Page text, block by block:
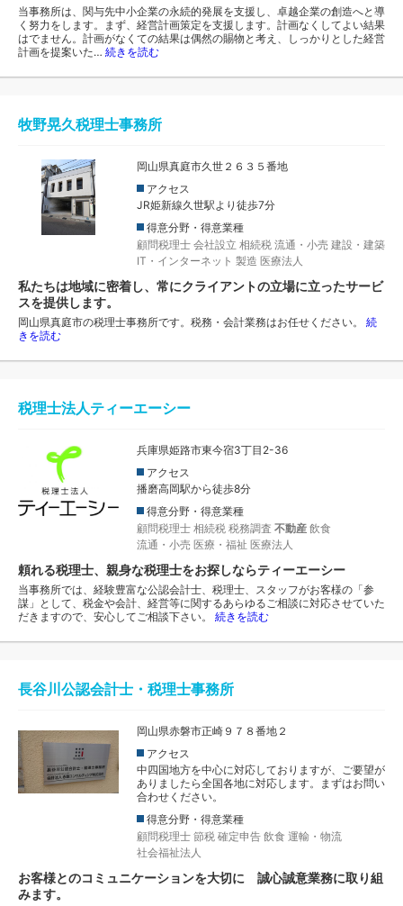
当事務所は、関与先中小企業の永続的発展を支援し、卓越企業の創造へと導
く努力をします。まず、経営計画策定を支援します。計画なくしてよい結果
はでません。計画がなくての結果は偶然の賜物と考え、しっかりとした経営
計画を提案いた… 続きを読む
牧野晃久税理士事務所
岡山県真庭市久世２６３５番地
アクセス
JR姫新線久世駅より徒歩7分
得意分野・得意業種
顧問税理士 会社設立 相続税 流通・小売 建設・建築
IT・インターネット 製造 医療法人
私たちは地域に密着し、常にクライアントの立場に立ったサービ
スを提供します。
岡山県真庭市の税理士事務所です。税務・会計業務はお任せください。 続
きを読む
税理士法人ティーエーシー
兵庫県姫路市東今宿3丁目2-36
アクセス
播磨高岡駅から徒歩8分
得意分野・得意業種
顧問税理士 相続税 税務調査 不動産 飲食
流通・小売 医療・福祉 医療法人
頼れる税理士、親身な税理士をお探しならティーエーシー
当事務所では、経験豊富な公認会計士、税理士、スタッフがお客様の「参
謀」として、税金や会計、経営等に関するあらゆるご相談に対応させていた
だきますので、安心してご相談下さい。 続きを読む
長谷川公認会計士・税理士事務所
岡山県赤磐市正崎９７８番地２
アクセス
中四国地方を中心に対応しておりますが、ご要望が
ありましたら全国各地に対応します。まずはお問い
合わせください。
得意分野・得意業種
顧問税理士 節税 確定申告 飲食 運輸・物流
社会福祉法人
お客様とのコミュニケーションを大切に 誠心誠意業務に取り組
みます。